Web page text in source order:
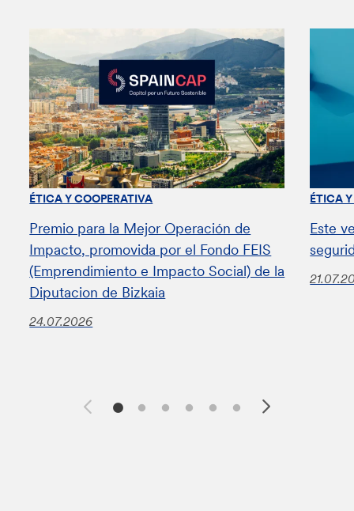
ÉTICA Y COOPERATIVA
Premio para la Mejor Operación de
Impacto, promovida por el Fondo FEIS
(Emprendimiento e Impacto Social) de la
Diputacion de Bizkaia
24.07.2026
ÉTICA
Este